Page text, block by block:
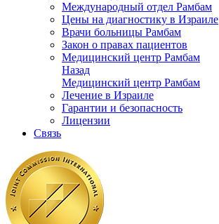
Международный отдел Рамбам
Цены на диагностику в Израиле
Врачи больницы Рамбам
Закон о правах пациентов
Медицинский центр Рамбам
Назад
Медицинский центр Рамбам
Лечение в Израиле
Гарантии и безопасность
Лицензии
Связь